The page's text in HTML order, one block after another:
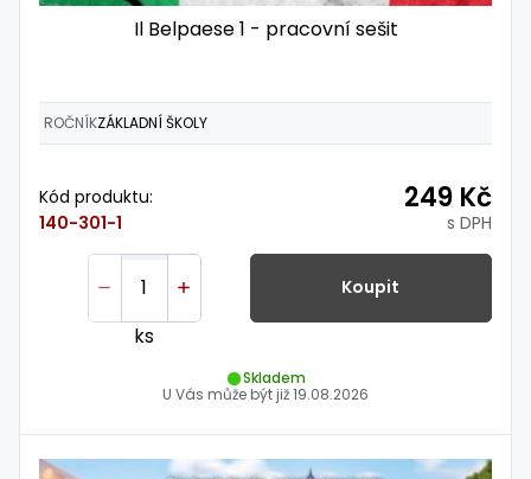
Il Belpaese 1 - pracovní sešit
ROČNÍKZÁKLADNÍ ŠKOLY
Kód produktu:
140-301-1
249 Kč
s DPH
ks
Koupit
Skladem
U Vás může být již19.08.2026